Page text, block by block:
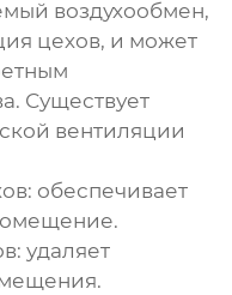
воздухообмен,
цехов, и может
Существует
вентиляции
: обеспечивает
: удаляет